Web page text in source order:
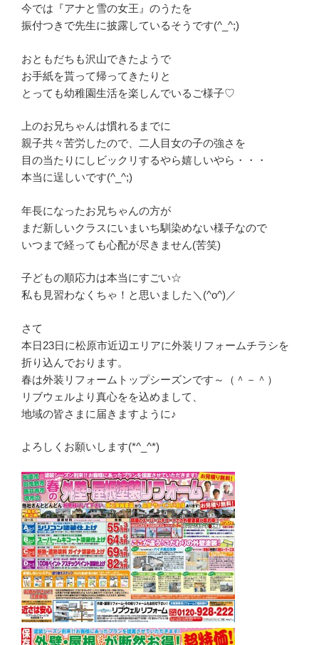
今では『アナと雪の女王』のうたを
振付つきで先生に披露しているそうです(^_^;)
おともだちも沢山できたようで
お手紙を貰って帰ってきたりと
とっても幼稚園生活を楽しんでいるご様子♡
上のお兄ちゃんは慣れるまでに
親子共々苦労したので、二人目女の子の強さを
目の当たりにしビックリするやら嬉しいやら・・・
本当に逞しいです(^_^;)
年長になったお兄ちゃんの方が
まだ新しいクラスにいまいち馴染めない様子なので
いつまで経っても心配が尽きません(苦笑)
子どもの順応力は本当にすごい☆
私も見習わなくちゃ！と思いました＼(^o^)／
さて
本日23日に松原市近辺エリアに外装リフォームチラシを
折り込んでおります。
春は外装リフォームトップシーズンです～（＾－＾）
リブウェルより真心をを込めまして、
地域の皆さまに届きますように♪
よろしくお願いします(*^_^*)